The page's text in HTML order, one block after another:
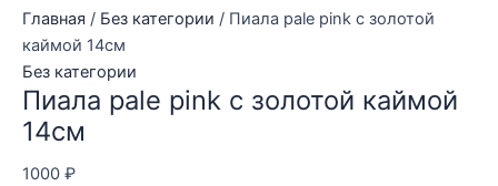
Главная / Без категории / Пиала pale pink с золотой
каймой 14см
Без категории
Пиала pale pink с золотой каймой
14см
1000 ₽